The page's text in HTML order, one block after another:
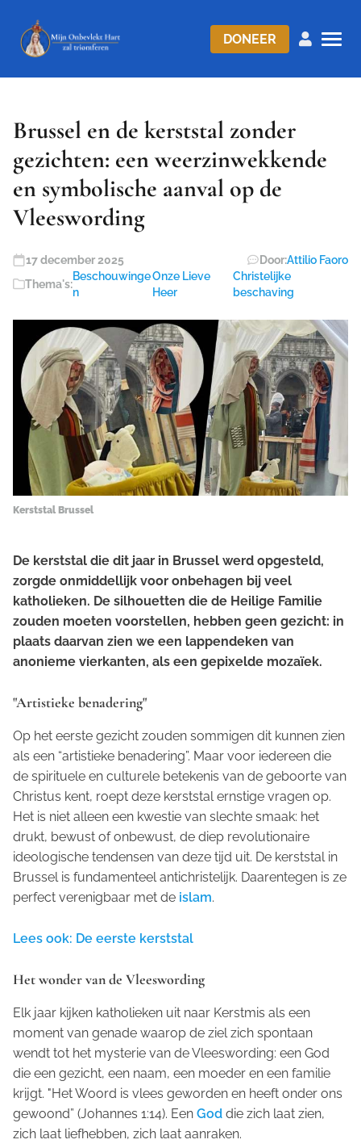
DONEER
Brussel en de kerststal zonder
gezichten: een weerzinwekkende
en symbolische aanval op de
Vleeswording
17 december 2025 Door:Attilio Faoro
Thema's:
Beschouwinge
n
Onze Lieve
Heer
Christelijke
beschaving
Kerststal Brussel
De kerststal die dit jaar in Brussel werd opgesteld,
zorgde onmiddellijk voor onbehagen bij veel
katholieken. De silhouetten die de Heilige Familie
zouden moeten voorstellen, hebben geen gezicht: in
plaats daarvan zien we een lappendeken van
anonieme vierkanten, als een gepixelde mozaïek.
"Artistieke benadering"
Op het eerste gezicht zouden sommigen dit kunnen zien
als een “artistieke benadering”. Maar voor iedereen die
de spirituele en culturele betekenis van de geboorte van
Christus kent, roept deze kerststal ernstige vragen op.
Het is niet alleen een kwestie van slechte smaak: het
drukt, bewust of onbewust, de diep revolutionaire
ideologische tendensen van deze tijd uit. De kerststal in
Brussel is fundamenteel antichristelijk. Daarentegen is ze
perfect verenigbaar met de islam.
Lees ook: De eerste kerststal
Het wonder van de Vleeswording
Elk jaar kijken katholieken uit naar Kerstmis als een
moment van genade waarop de ziel zich spontaan
wendt tot het mysterie van de Vleeswording: een God
die een gezicht, een naam, een moeder en een familie
krijgt. "Het Woord is vlees geworden en heeft onder ons
gewoond” (Johannes 1:14). Een God die zich laat zien,
zich laat liefhebben, zich laat aanraken.